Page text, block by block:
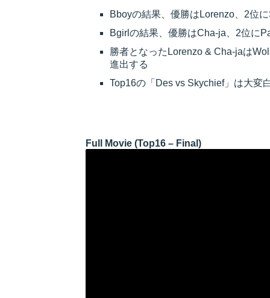
Bboyの結果、優勝はLorenzo、2位
Bgirlの結果、優勝はCha-ja、2位に
勝者となったLorenzo & Cha-jaは
進出する
Top16の「Des vs Skychief」は大変
Full Movie (Top16 – Final)